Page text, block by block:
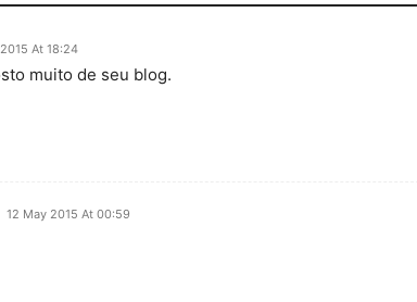
At 18:24
muito de seu blog.
12 May 2015 At 00:59